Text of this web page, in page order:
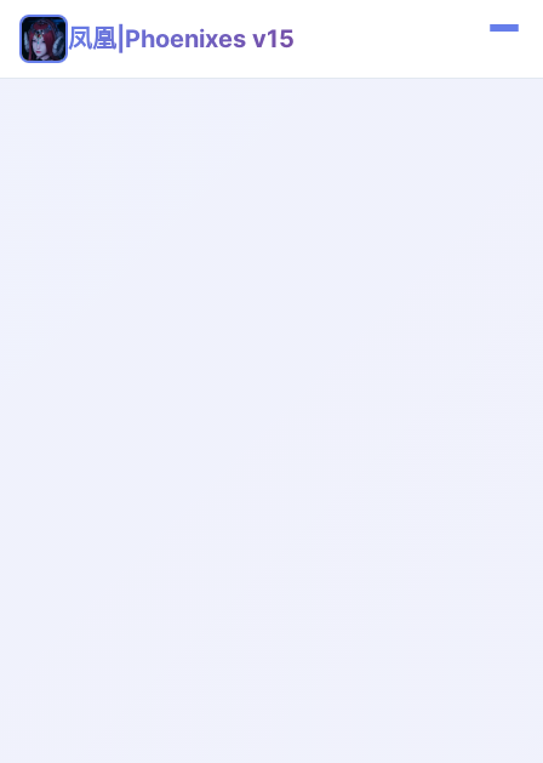
凤凰|Phoenixes v15